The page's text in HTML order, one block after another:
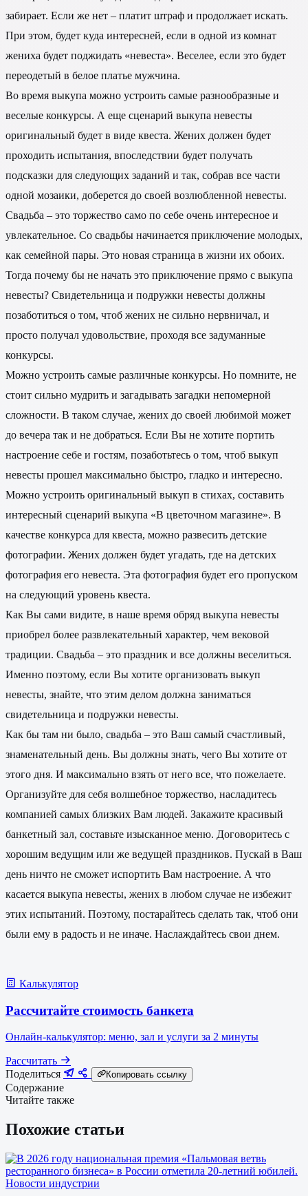
забирает. Если же нет – платит штраф и продолжает искать.
При этом, будет куда интересней, если в одной из комнат
жениха будет поджидать «невеста». Веселее, если это будет
переодетый в белое платье мужчина.
Во время выкупа можно устроить самые разнообразные и
веселые конкурсы. А еще сценарий выкупа невесты
оригинальный будет в виде квеста. Жених должен будет
проходить испытания, впоследствии будет получать
подсказки для следующих заданий и так, собрав все части
одной мозаики, доберется до своей возлюбленной невесты.
Свадьба – это торжество само по себе очень интересное и
увлекательное. Со свадьбы начинается приключение молодых,
как семейной пары. Это новая страница в жизни их обоих.
Тогда почему бы не начать это приключение прямо с выкупа
невесты? Свидетельница и подружки невесты должны
позаботиться о том, чтоб жених не сильно нервничал, и
просто получал удовольствие, проходя все задуманные
конкурсы.
Можно устроить самые различные конкурсы. Но помните, не
стоит сильно мудрить и загадывать загадки непомерной
сложности. В таком случае, жених до своей любимой может
до вечера так и не добраться. Если Вы не хотите портить
настроение себе и гостям, позаботьтесь о том, чтоб выкуп
невесты прошел максимально быстро, гладко и интересно.
Можно устроить оригинальный выкуп в стихах, составить
интересный сценарий выкупа «В цветочном магазине». В
качестве конкурса для квеста, можно развесить детские
фотографии. Жених должен будет угадать, где на детских
фотография его невеста. Эта фотография будет его пропуском
на следующий уровень квеста.
Как Вы сами видите, в наше время обряд выкупа невесты
приобрел более развлекательный характер, чем вековой
традиции. Свадьба – это праздник и все должны веселиться.
Именно поэтому, если Вы хотите организовать выкуп
невесты, знайте, что этим делом должна заниматься
свидетельница и подружки невесты.
Как бы там ни было, свадьба – это Ваш самый счастливый,
знаменательный день. Вы должны знать, чего Вы хотите от
этого дня. И максимально взять от него все, что пожелаете.
Организуйте для себя волшебное торжество, насладитесь
компанией самых близких Вам людей. Закажите красивый
банкетный зал, составьте изысканное меню. Договоритесь с
хорошим ведущим или же ведущей праздников. Пускай в Ваш
день ничто не сможет испортить Вам настроение. А что
касается выкупа невесты, жених в любом случае не избежит
этих испытаний. Поэтому, постарайтесь сделать так, чтоб они
были ему в радость и не иначе. Наслаждайтесь свои днем.
Калькулятор
Рассчитайте стоимость банкета
Онлайн-калькулятор: меню, зал и услуги за 2 минуты
Рассчитать
Поделиться
Копировать ссылку
Содержание
Читайте также
Похожие статьи
Новости индустрии